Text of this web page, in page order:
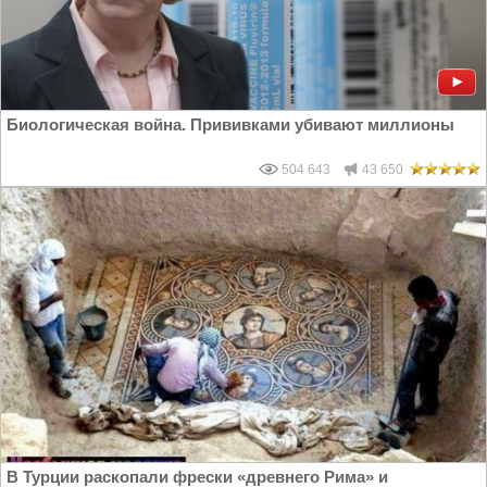
Биологическая война. Прививками убивают миллионы
504 643 43 650
В Турции раскопали фрески «древнего Рима» и